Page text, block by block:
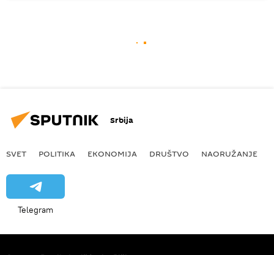
Srbija
SVET POLITIKA EKONOMIJA DRUŠTVO NAORUŽANJE
Telegram